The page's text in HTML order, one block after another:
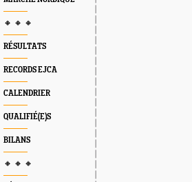
🔸 🔸 🔸
RÉSULTATS
RECORDS EJCA
CALENDRIER
QUALIFIÉ(E)S
BILANS
🔸 🔸 🔸